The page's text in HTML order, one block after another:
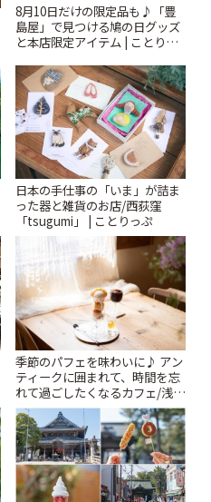
8月10日だけの限定品も♪「豊
島屋」で見つける鳩の日グッズ
と本店限定アイテム | ことりっ
日本の手仕事の「いま」が詰ま
った器と雑貨のお店/西荻窪
「tsugumi」 | ことりっぷ
季節のパフェを味わいに♪ アン
ティークに囲まれて、時間を忘
れて過ごしたくなるカフェ/浅草
「annorum cafe」 | ことりっぷ